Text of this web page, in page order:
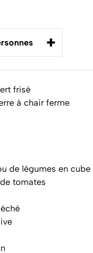
+
frisé
à chair ferme
de légumes en cube
tomates